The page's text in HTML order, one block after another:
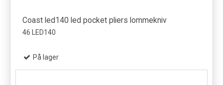
Coast led140 led pocket pliers lommekniv
46 LED140
På lager